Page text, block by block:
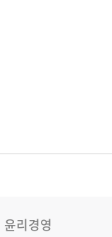
윤리경영